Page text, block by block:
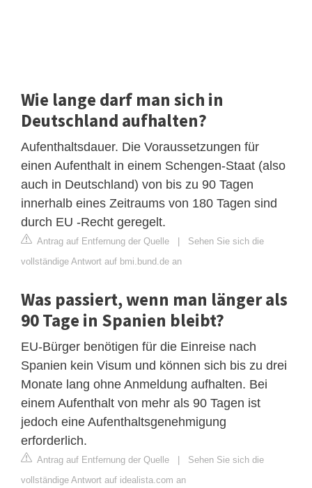
Wie lange darf man sich in
Deutschland aufhalten?
Aufenthaltsdauer. Die Voraussetzungen für
einen Aufenthalt in einem Schengen-Staat (also
auch in Deutschland) von bis zu 90 Tagen
innerhalb eines Zeitraums von 180 Tagen sind
durch EU -Recht geregelt.
Antrag auf Entfernung der Quelle | Sehen Sie sich die
vollständige Antwort auf bmi.bund.de an
Was passiert, wenn man länger als
90 Tage in Spanien bleibt?
EU-Bürger benötigen für die Einreise nach
Spanien kein Visum und können sich bis zu drei
Monate lang ohne Anmeldung aufhalten. Bei
einem Aufenthalt von mehr als 90 Tagen ist
jedoch eine Aufenthaltsgenehmigung
erforderlich.
Antrag auf Entfernung der Quelle | Sehen Sie sich die
vollständige Antwort auf idealista.com an